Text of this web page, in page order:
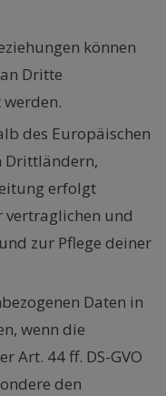
können
Dritte
des Europäischen
Drittländern,
erfolgt
und
zur Pflege deiner
Daten in
wenn die
Art. 44 ff. DS-GVO
den